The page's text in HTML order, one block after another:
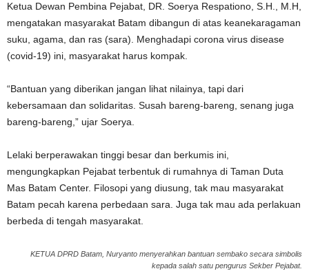
Ketua Dewan Pembina Pejabat, DR. Soerya Respationo, S.H., M.H,
mengatakan masyarakat Batam dibangun di atas keanekaragaman
suku, agama, dan ras (sara). Menghadapi corona virus disease
(covid-19) ini, masyarakat harus kompak.
“Bantuan yang diberikan jangan lihat nilainya, tapi dari
kebersamaan dan solidaritas. Susah bareng-bareng, senang juga
bareng-bareng,” ujar Soerya.
Lelaki berperawakan tinggi besar dan berkumis ini,
mengungkapkan Pejabat terbentuk di rumahnya di Taman Duta
Mas Batam Center. Filosopi yang diusung, tak mau masyarakat
Batam pecah karena perbedaan sara. Juga tak mau ada perlakuan
berbeda di tengah masyarakat.
KETUA DPRD Batam, Nuryanto menyerahkan bantuan sembako secara simbolis
kepada salah satu pengurus Sekber Pejabat.